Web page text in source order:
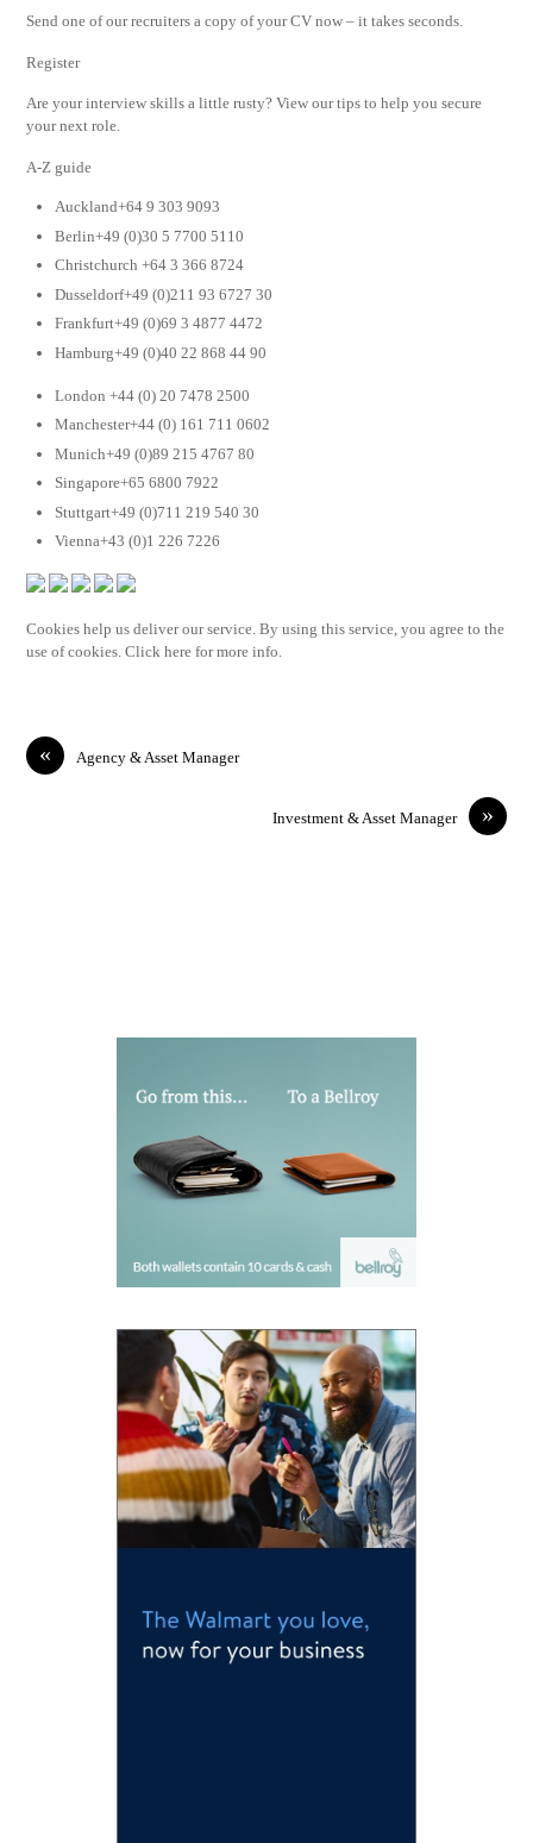
Send one of our recruiters a copy of your CV now – it takes seconds.
Register
Are your interview skills a little rusty? View our tips to help you secure
your next role.
A-Z guide
Auckland+64 9 303 9093
Berlin+49 (0)30 5 7700 5110
Christchurch +64 3 366 8724
Dusseldorf+49 (0)211 93 6727 30
Frankfurt+49 (0)69 3 4877 4472
Hamburg+49 (0)40 22 868 44 90
London +44 (0) 20 7478 2500
Manchester+44 (0) 161 711 0602
Munich+49 (0)89 215 4767 80
Singapore+65 6800 7922
Stuttgart+49 (0)711 219 540 30
Vienna+43 (0)1 226 7226
Cookies help us deliver our service. By using this service, you agree to the
use of cookies. Click here for more info.
« Agency & Asset Manager
»
Investment & Asset Manager